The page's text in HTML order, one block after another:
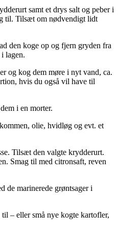
samt et drys salt og peber i
til. Tilsæt om nødvendigt lidt
den koge op og fjern gryden fra
lagen.
og kog dem møre i nyt vand, ca.
hvis du også vil have til
i en morter.
olie, hvidløg og evt. et
Tilsæt den valgte krydderurt.
Smag til med citronsaft, reven
de marinerede grøntsager i
– eller små nye kogte kartofler,